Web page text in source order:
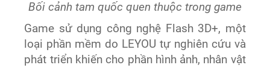
Bối cảnh tam quốc quen thuộc trong game
Game sử dụng công nghệ Flash 3D+, một
loại phần mềm do LEYOU tự nghiên cứu và
phát triển khiến cho phần hình ảnh, nhân vật